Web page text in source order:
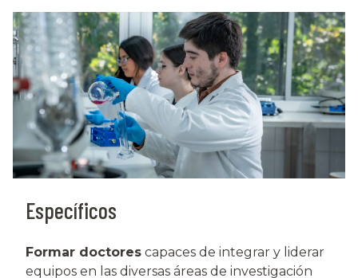
Específicos
Formar doctores capaces de integrar y liderar
equipos en las diversas áreas de investigación